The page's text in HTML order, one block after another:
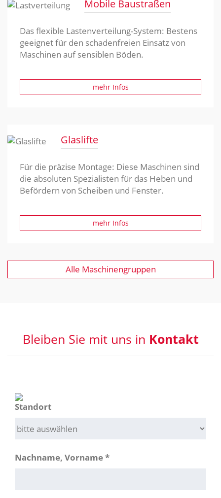
Mobile Baustraßen
Das flexible Lastenverteilung-System: Bestens
geeignet für den schadenfreien Einsatz von
Maschinen auf sensiblen Böden.
mehr Infos
Glaslifte
Für die präzise Montage: Diese Maschinen sind
die absoluten Spezialisten für das Heben und
Befördern von Scheiben und Fenster.
mehr Infos
Alle Maschinengruppen
Bleiben Sie mit uns in Kontakt
Standort
Nachname, Vorname*